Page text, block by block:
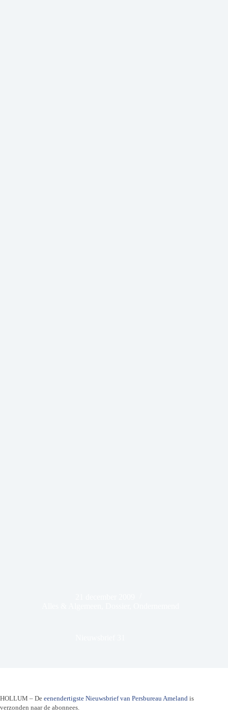
HOLLUM – De eenendertigste Nieuwsbrief van Persbureau Ameland is
verzonden naar de abonnees.